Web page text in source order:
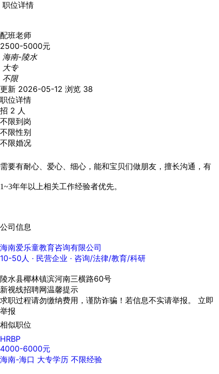
职位详情
配班老师
2500-5000元
海南-陵水
大专
不限
更新 2026-05-12 浏览 38
职位详情
招 2 人
不限到岗
不限性别
不限婚况
需要有耐心、爱心、细心，能和宝贝们做朋友，擅长沟通，有
1~3年年以上相关工作经验者优先。
公司信息
海南爱乐童教育咨询有限公司
10-50人 · 民营企业 · 咨询/法律/教育/科研
陵水县椰林镇滨河南三横路60号
新视线招聘网温馨提示
求职过程请勿缴纳费用，谨防诈骗！若信息不实请举报。 立即
举报
相似职位
HRBP
4000-6000元
海南-海口 大专学历 不限经验